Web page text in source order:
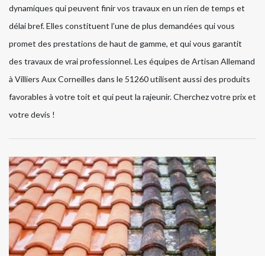
dynamiques qui peuvent finir vos travaux en un rien de temps et
délai bref. Elles constituent l’une de plus demandées qui vous
promet des prestations de haut de gamme, et qui vous garantit
des travaux de vrai professionnel. Les équipes de Artisan Allemand
à Villiers Aux Corneilles dans le 51260 utilisent aussi des produits
favorables à votre toit et qui peut la rajeunir. Cherchez votre prix et
votre devis !